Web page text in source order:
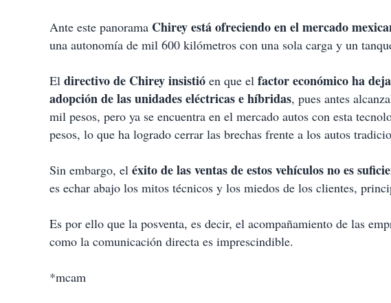
Ante este panorama Chirey está ofreciendo en el mercado
una autonomía de mil 600 kilómetros con una sola carga y un
El directivo de Chirey insistió en que el factor económico ha
adopción de lasunidades eléctricas e híbridas, pues antes
mil pesos, pero ya se encuentra en el mercado autos con esta
pesos, lo que ha logrado cerrar las brechas frente a los autos
Sin embargo, el éxito de las ventas de estos vehículos no es
es echar abajo los mitos técnicos y los miedos de los clientes,
Es por ello que la posventa, es decir, el acompañamiento de las
como la comunicación directa es imprescindible.
*mcam